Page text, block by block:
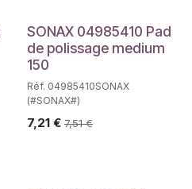
SONAX 04985410 Pad
de polissage medium
150
Réf. 04985410SONAX
(#SONAX#)
7,21€ 7,51€